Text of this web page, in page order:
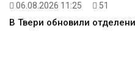
06.08.2026 11:25 51
В Твери обновили